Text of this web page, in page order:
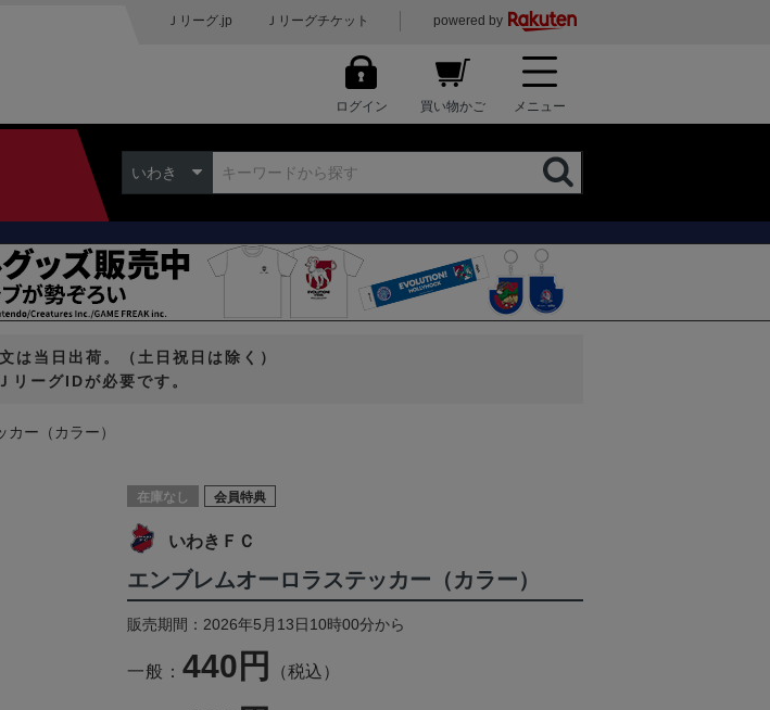
Ｊリーグ.jp Ｊリーグチケット powered by
ログイン 買い物かご メニュー
いわき
は当日出荷。（土日祝日は除く）
リーグIDが必要です。
ー（カラー）
在庫なし 会員特典
いわきＦＣ
エンブレムオーロラステッカー（カラー）
販売期間：2026年5月13日10時00分から
一般： 440円 （税込）